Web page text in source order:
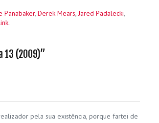
Panabaker, Derek Mears,Jared Padalecki,
.
13 (2009)”
pela sua existência, porque fartei de